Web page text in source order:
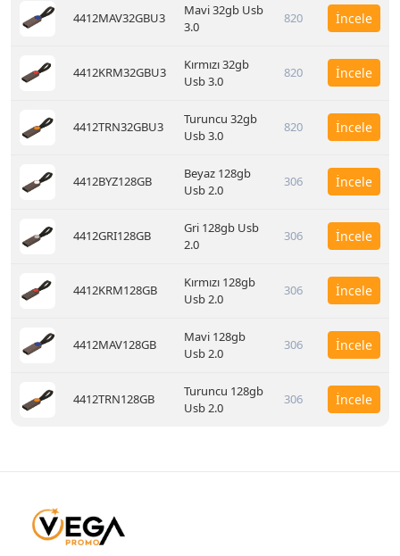
4412MAV32GBU3
Mavi 32gb Usb
3.0
820 İncele
4412KRM32GBU3
Kırmızı 32gb
Usb 3.0
820 İncele
4412TRN32GBU3
Turuncu 32gb
Usb 3.0
820 İncele
4412BYZ128GB
Beyaz 128gb
Usb 2.0
306 İncele
4412GRI128GB
Gri 128gb Usb
2.0
306 İncele
4412KRM128GB
Kırmızı 128gb
Usb 2.0
306 İncele
4412MAV128GB
Mavi 128gb
Usb 2.0
306 İncele
4412TRN128GB
Turuncu 128gb
Usb 2.0
306 İncele